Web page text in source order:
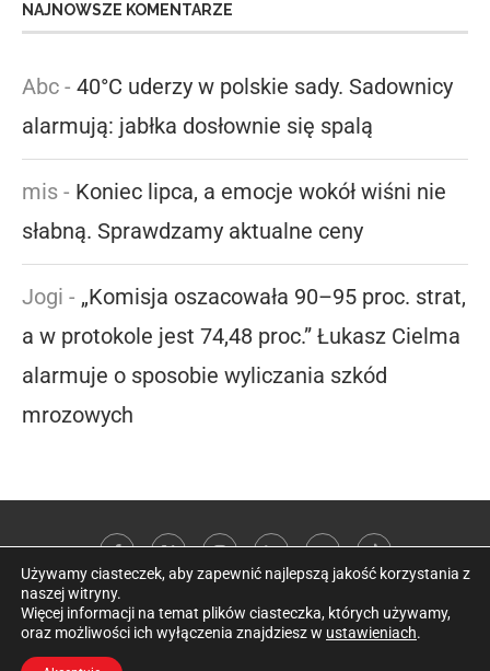
NAJNOWSZE KOMENTARZE
Abc - 40°C uderzy w polskie sady. Sadownicy
alarmują: jabłka dosłownie się spalą
mis - Koniec lipca, a emocje wokół wiśni nie
słabną. Sprawdzamy aktualne ceny
Jogi - „Komisja oszacowała 90–95 proc. strat,
a w protokole jest 74,48 proc.” Łukasz Cielma
alarmuje o sposobie wyliczania szkód
mrozowych
@2026 Kobieta w sadzie
Używamy ciasteczek, aby zapewnić najlepszą jakość korzystania z
naszej witryny.
Więcej informacji na temat plików ciasteczka, których używamy,
oraz możliwości ich wyłączenia znajdziesz w ustawieniach.